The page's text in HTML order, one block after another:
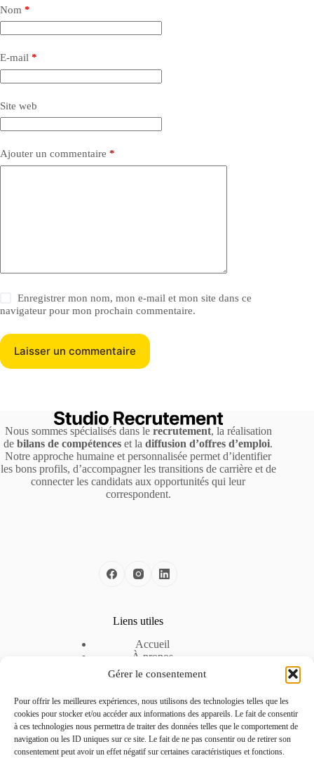
Gérer le consentement
Pour offrir les meilleures expériences, nous utilisons des technologies telles que les
cookies pour stocker et/ou accéder aux informations des appareils. Le fait de consentir
à ces technologies nous permettra de traiter des données telles que le comportement de
navigation ou les ID uniques sur ce site. Le fait de ne pas consentir ou de retirer son
consentement peut avoir un effet négatif sur certaines caractéristiques et fonctions.
Nom *
E-mail *
Site web
Ajouter un commentaire *
Enregistrer mon nom, mon e-mail et mon site dans ce
navigateur pour mon prochain commentaire.
Laisser un commentaire
Nous sommes spécialisés dans le recrutement, la réalisation
debilans de compétences et ladiffusion d’offres d’emploi.
Notre approche humaine et personnalisée permet d’identifier
les bons profils, d’accompagner les transitions de carrière et de
connecter les candidats aux opportunités qui leur
correspondent.
Liens utiles
Accueil
À propos
Nos solutions
Mentions légales
Politique de cookies
Politique de confidentialité